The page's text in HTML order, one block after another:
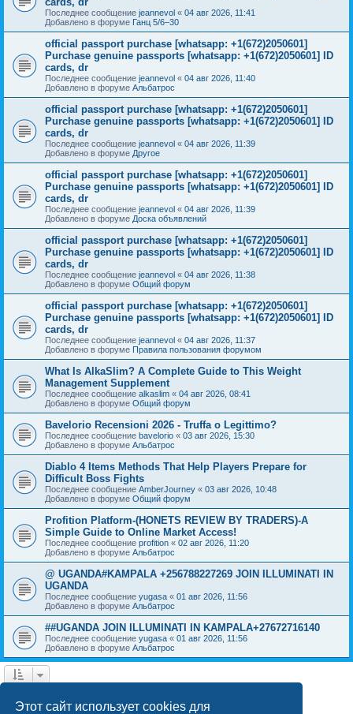
Этот сайт использует cookies для
Последнее сообщение jeannevol « 04 авг 2026, 11:41
Добавлено в форуме Ганц 5/6–30
official passport purchase [whatsapp: +1(672)2050601]
Purchase genuine passports [whatsapp: +1(672)2050601] ID
cards, dr
Последнее сообщение jeannevol « 04 авг 2026, 11:40
Добавлено в форуме Альбатрос
official passport purchase [whatsapp: +1(672)2050601]
Purchase genuine passports [whatsapp: +1(672)2050601] ID
cards, dr
Последнее сообщение jeannevol « 04 авг 2026, 11:39
Добавлено в форуме Другое
official passport purchase [whatsapp: +1(672)2050601]
Purchase genuine passports [whatsapp: +1(672)2050601] ID
cards, dr
Последнее сообщение jeannevol « 04 авг 2026, 11:39
Добавлено в форуме Доска объявлений
official passport purchase [whatsapp: +1(672)2050601]
Purchase genuine passports [whatsapp: +1(672)2050601] ID
cards, dr
Последнее сообщение jeannevol « 04 авг 2026, 11:38
Добавлено в форуме Общий форум
official passport purchase [whatsapp: +1(672)2050601]
Purchase genuine passports [whatsapp: +1(672)2050601] ID
cards, dr
Последнее сообщение jeannevol « 04 авг 2026, 11:37
Добавлено в форуме Правила пользования форумом
What Is AlkaSlim? A Complete Guide to This Weight
Management Supplement
Последнее сообщение alkaslim « 04 авг 2026, 08:41
Добавлено в форуме Общий форум
Bavelorio Recensioni 2026 - Truffa o Legittimo?
Последнее сообщение bavelorio « 03 авг 2026, 15:30
Добавлено в форуме Альбатрос
Diablo 4 Items Methods That Help Players Prepare for
Difficult Boss Fights
Последнее сообщение AmberJourney « 03 авг 2026, 10:48
Добавлено в форуме Общий форум
Profition Platform-(HONETS REVIEW BY TRADERS)-A
Simple Guide to Online Market Access!
Последнее сообщение profition « 02 авг 2026, 11:20
Добавлено в форуме Альбатрос
@ UGANDA#KAMPALA +256788227269 JOIN ILLUMINATI IN
UGANDA
Последнее сообщение yugasa « 01 авг 2026, 11:56
Добавлено в форуме Альбатрос
##UGANDA JOIN ILLUMINATI IN KAMPALA+27672716140
Последнее сообщение yugasa « 01 авг 2026, 11:56
Добавлено в форуме Альбатрос